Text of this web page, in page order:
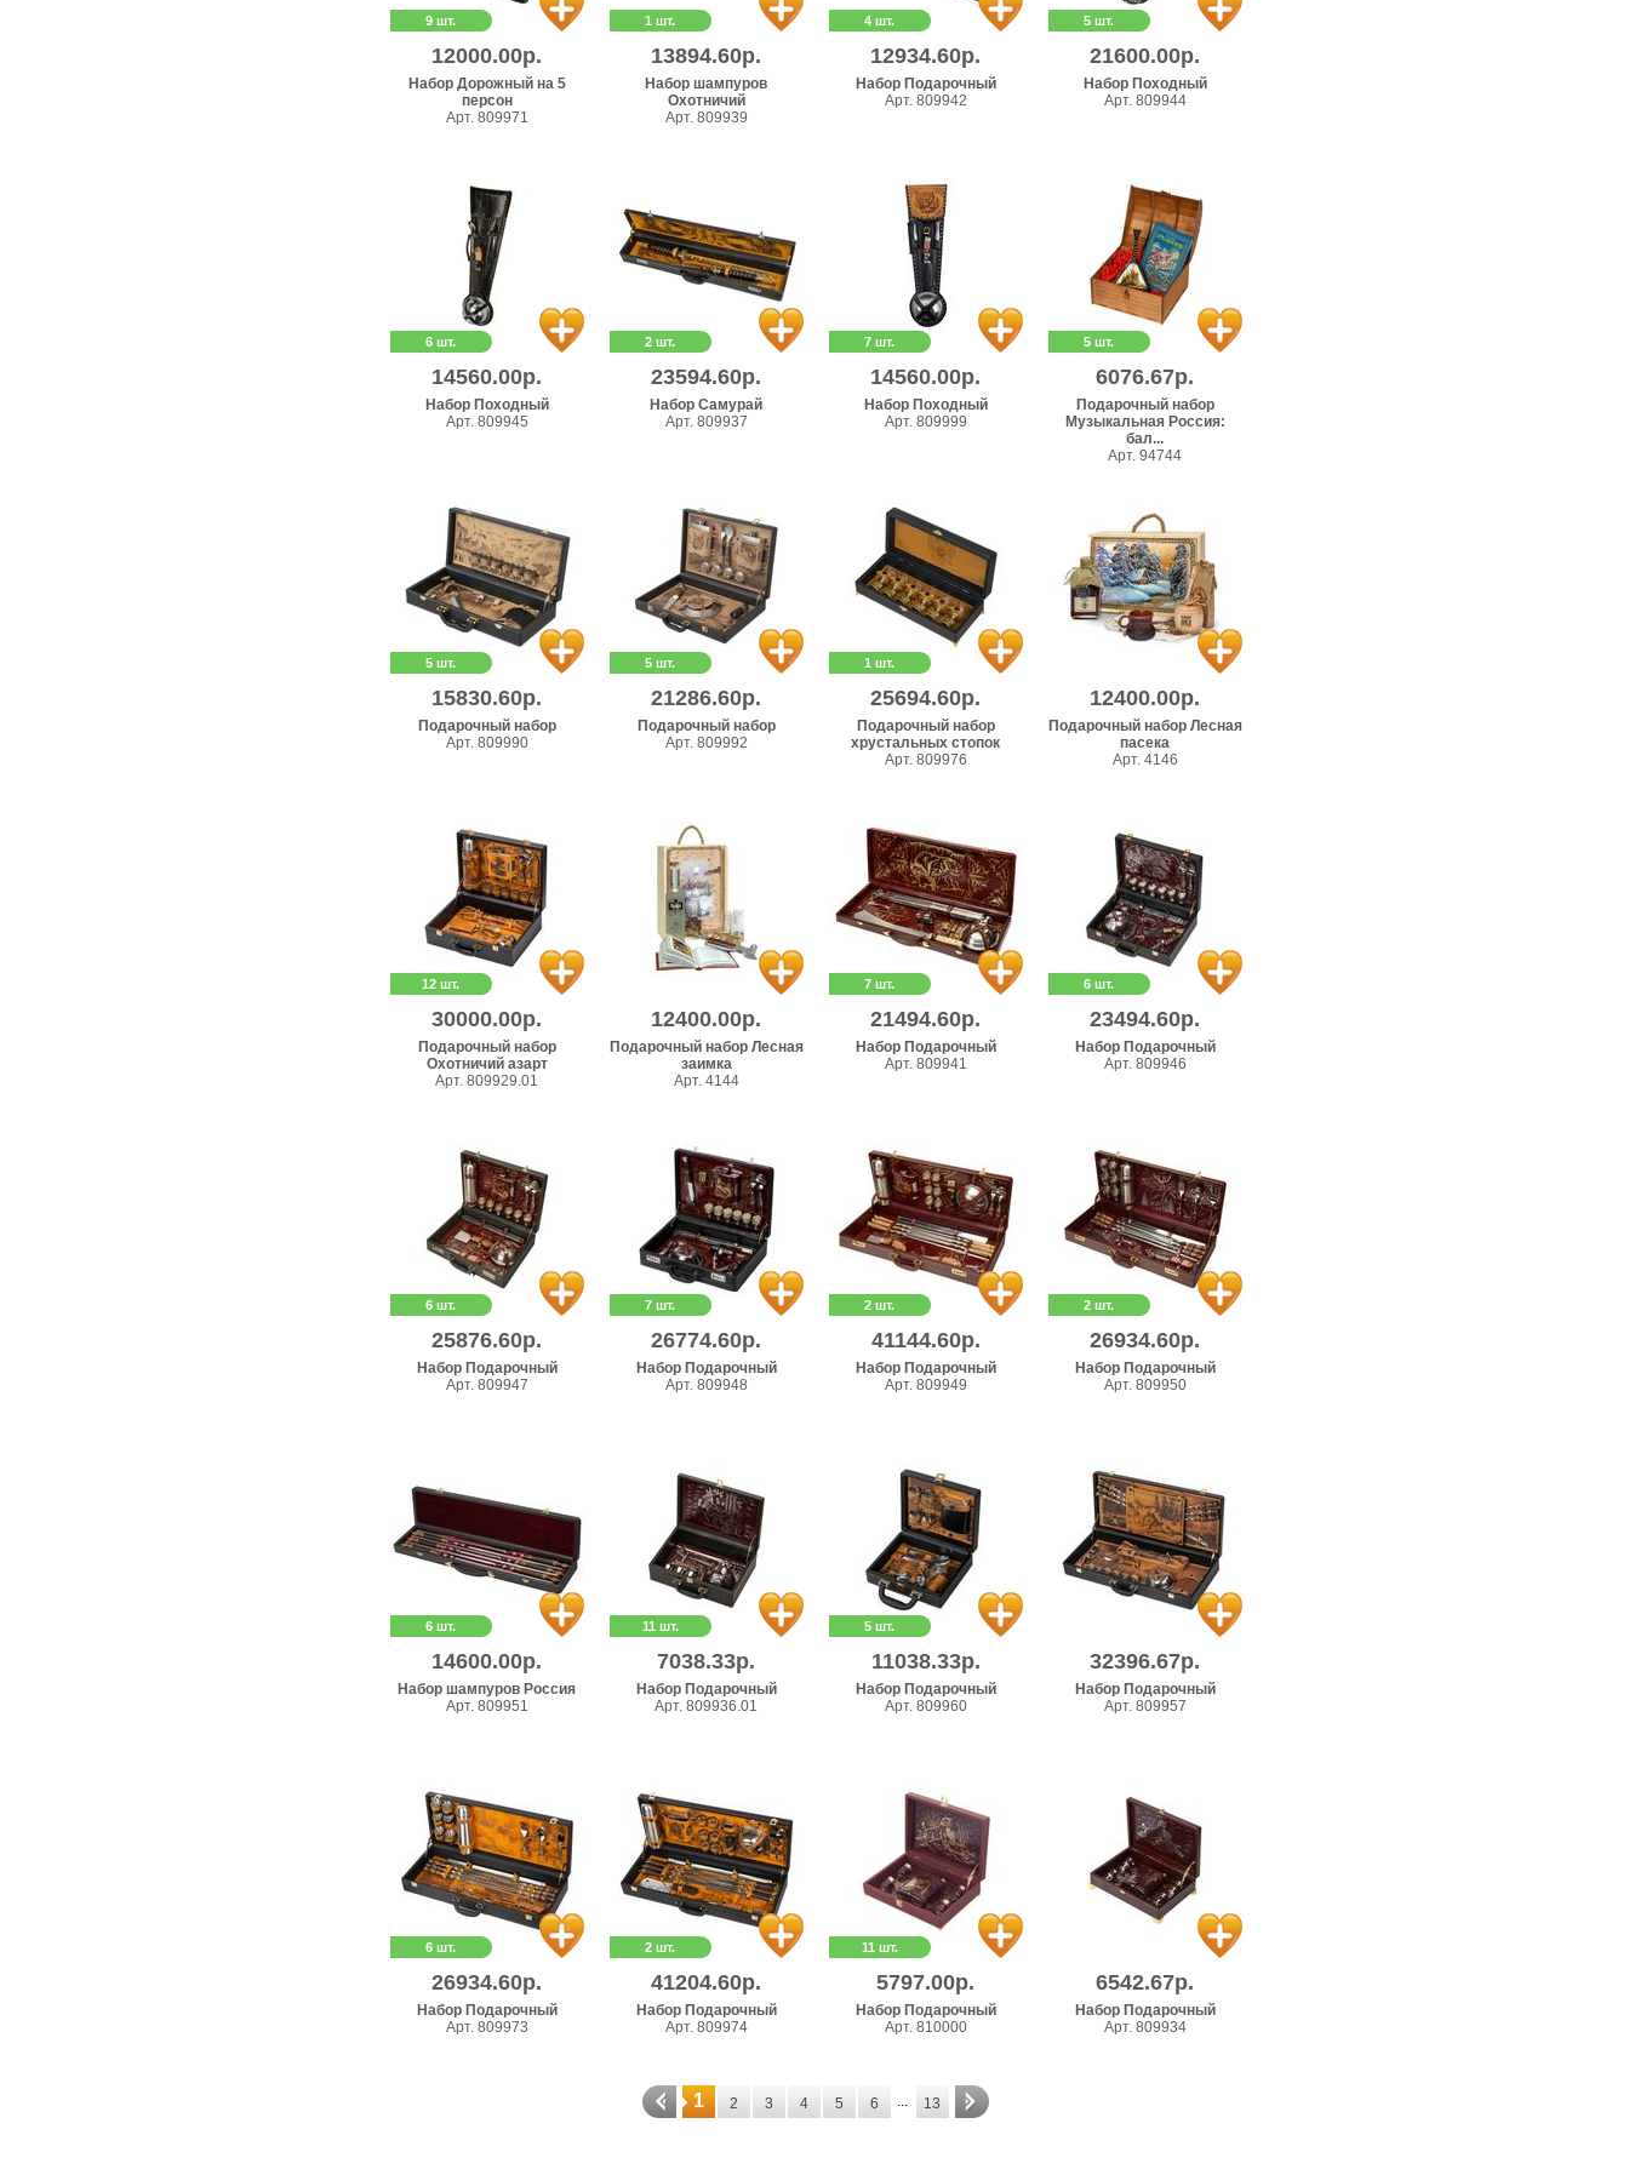
9 шт.
12000.00р.
Набор Дорожный на 5
персон
Арт. 809971
1 шт.
13894.60р.
Набор шампуров
Охотничий
Арт. 809939
4 шт.
12934.60р.
Набор Подарочный
Арт. 809942
5 шт.
21600.00р.
Набор Походный
Арт. 809944
6 шт.
14560.00р.
Набор Походный
Арт. 809945
2 шт.
23594.60р.
Набор Самурай
Арт. 809937
7 шт.
14560.00р.
Набор Походный
Арт. 809999
5 шт.
6076.67р.
Подарочный набор
Музыкальная Россия:
бал...
Арт. 94744
5 шт.
15830.60р.
Подарочный набор
Арт. 809990
5 шт.
21286.60р.
Подарочный набор
Арт. 809992
1 шт.
25694.60р.
Подарочный набор
хрустальных стопок
Арт. 809976
12400.00р.
Подарочный набор Лесная
пасека
Арт. 4146
12 шт.
30000.00р.
Подарочный набор
Охотничий азарт
Арт. 809929.01
12400.00р.
Подарочный набор Лесная
заимка
Арт. 4144
7 шт.
21494.60р.
Набор Подарочный
Арт. 809941
6 шт.
23494.60р.
Набор Подарочный
Арт. 809946
6 шт.
25876.60р.
Набор Подарочный
Арт. 809947
7 шт.
26774.60р.
Набор Подарочный
Арт. 809948
2 шт.
41144.60р.
Набор Подарочный
Арт. 809949
2 шт.
26934.60р.
Набор Подарочный
Арт. 809950
6 шт.
14600.00р.
Набор шампуров Россия
Арт. 809951
11 шт.
7038.33р.
Набор Подарочный
Арт. 809936.01
5 шт.
11038.33р.
Набор Подарочный
Арт. 809960
32396.67р.
Набор Подарочный
Арт. 809957
6 шт.
26934.60р.
Набор Подарочный
Арт. 809973
2 шт.
41204.60р.
Набор Подарочный
Арт. 809974
11 шт.
5797.00р.
Набор Подарочный
Арт. 810000
6542.67р.
Набор Подарочный
Арт. 809934
1 2 3 4 5 6 13